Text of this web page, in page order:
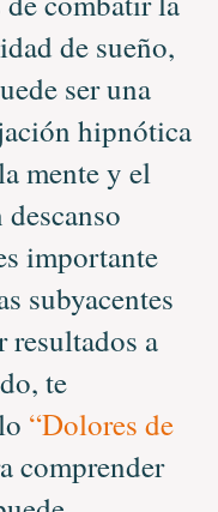
de sueño,
ser una
hipnótica
mente y el
importante
subyacentes
resultados a
te
“Dolores de
comprender